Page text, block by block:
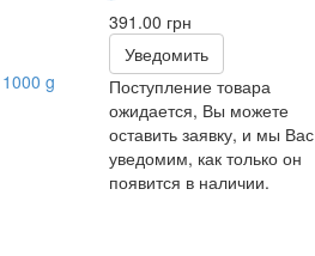
391.00 грн
Уведомить
Поступление товара
ожидается, Вы можете
оставить заявку, и мы Вас
уведомим, как только он
появится в наличии.